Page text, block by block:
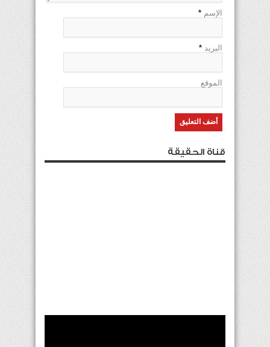
الإسم *
البريد *
الموقع
قناة الحقيقة